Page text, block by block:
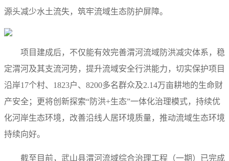
源头减少水土流失，筑牢流域生态防护屏障。
项目建成后，不仅能有效完善渭河流域防洪减灾体系，稳
定渭河及其支流河势，提升流域安全行洪能力，切实保护项目
沿岸17个村、1823户、8200多名群众及2.14万亩耕地的生命财
产安全；更将创新探索“防洪+生态”一体化治理模式，持续优
化河岸生态环境，改善沿线人居环境质量，推动流域生态环境
持续向好。
截至目前，武山县渭河流域综合治理工程（一期）已完成